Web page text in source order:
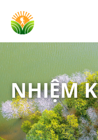
NHIỆM